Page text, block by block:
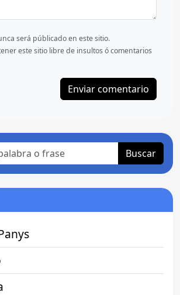
será públicado en este sitio.
este sitio libre de insultos ó comentarios
Buscar